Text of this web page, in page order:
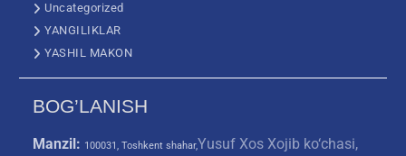
Uncategorized
YANGILIKLAR
YASHIL MAKON
BOG’LANISH
Manzil: 100031, Toshkent shahar,Yusuf Xos Xojib ko‘chasi,